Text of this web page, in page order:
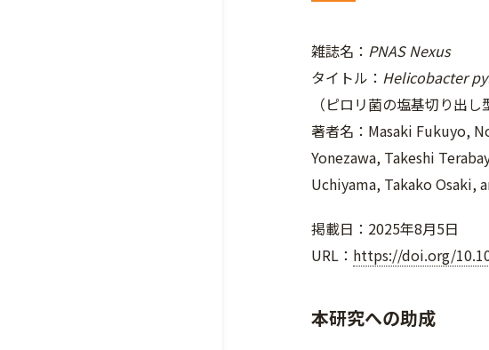
雑誌名： PNAS Nexus
タイトル： Helicobacter
（ピロリ菌の塩基切り出
著者名：Masaki Fukuyo,
Yonezawa, Takeshi
Uchiyama, Takako Osaki,
掲載日：2025年8月5日
URL： https://doi.org/
本研究への助成